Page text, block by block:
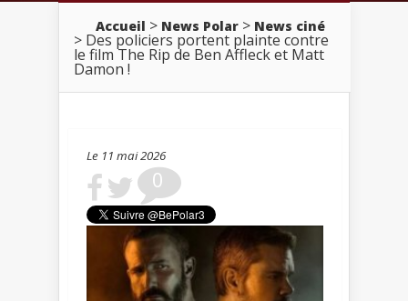
Accueil > News Polar > News ciné
> Des policiers portent plainte contre
le film The Rip de Ben Affleck et Matt
Damon !
Le 11 mai 2026
0